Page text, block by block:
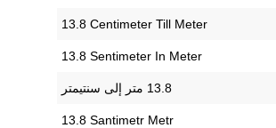
‎13.8 Centimeter Till Meter
‎13.8 Sentimeter In Meter
‎13.8 Santimetr Metr